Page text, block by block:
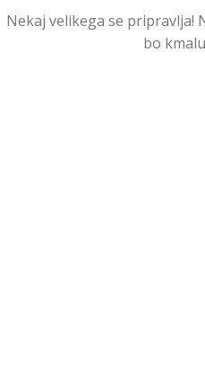
Nekaj ​​velikega se pripravlja!
bo